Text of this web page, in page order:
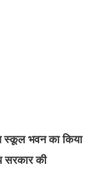
स्कूल भवन का किया
सरकार की